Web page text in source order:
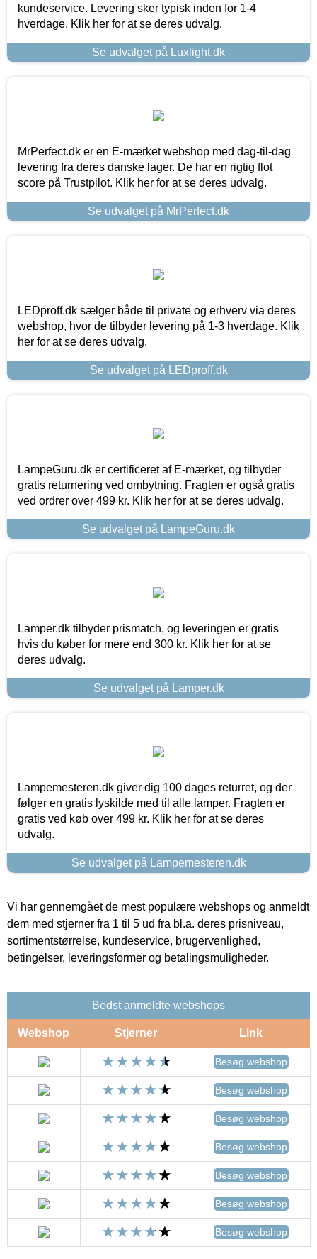
kundeservice. Levering sker typisk inden for 1-4
hverdage. Klik her for at se deres udvalg.
Se udvalget på Luxlight.dk
MrPerfect.dk er en E-mærket webshop med dag-til-dag
levering fra deres danske lager. De har en rigtig flot
score på Trustpilot. Klik her for at se deres udvalg.
Se udvalget på MrPerfect.dk
LEDproff.dk sælger både til private og erhverv via deres
webshop, hvor de tilbyder levering på 1-3 hverdage. Klik
her for at se deres udvalg.
Se udvalget på LEDproff.dk
LampeGuru.dk er certificeret af E-mærket, og tilbyder
gratis returnering ved ombytning. Fragten er også gratis
ved ordrer over 499 kr. Klik her for at se deres udvalg.
Se udvalget på LampeGuru.dk
Lamper.dk tilbyder prismatch, og leveringen er gratis
hvis du køber for mere end 300 kr. Klik her for at se
deres udvalg.
Se udvalget på Lamper.dk
Lampemesteren.dk giver dig 100 dages returret, og der
følger en gratis lyskilde med til alle lamper. Fragten er
gratis ved køb over 499 kr. Klik her for at se deres
udvalg.
Se udvalget på Lampemesteren.dk
Vi har gennemgået de mest populære webshops og anmeldt
dem med stjerner fra 1 til 5 ud fra bl.a. deres prisniveau,
sortimentstørrelse, kundeservice, brugervenlighed,
betingelser, leveringsformer og betalingsmuligheder.
Bedst anmeldte webshops
Webshop Stjerner Link
Besøg webshop
Besøg webshop
Besøg webshop
Besøg webshop
Besøg webshop
Besøg webshop
Besøg webshop